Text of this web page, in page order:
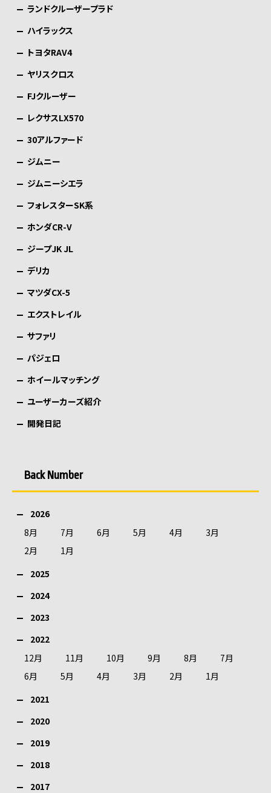
ランドクルーザープラド
ハイラックス
トヨタRAV4
ヤリスクロス
FJクルーザー
レクサスLX570
30アルファード
ジムニー
ジムニーシエラ
フォレスターSK系
ホンダCR-V
ジープJK JL
デリカ
マツダCX-5
エクストレイル
サファリ
パジェロ
ホイールマッチング
ユーザーカーズ紹介
開発日記
Back Number
2026
8月
7月 6月 5月 4月
3月
2月
1月
2025
2024
2023
2022
12月
11月 10月 9月 8月
7月
6月
5月 4月 3月 2月
1月
2021
2020
2019
2018
2017